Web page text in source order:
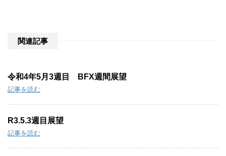
関連記事
令和4年5月3週目 BFX週間展望
記事を読む
R3.5.3週目展望
記事を読む